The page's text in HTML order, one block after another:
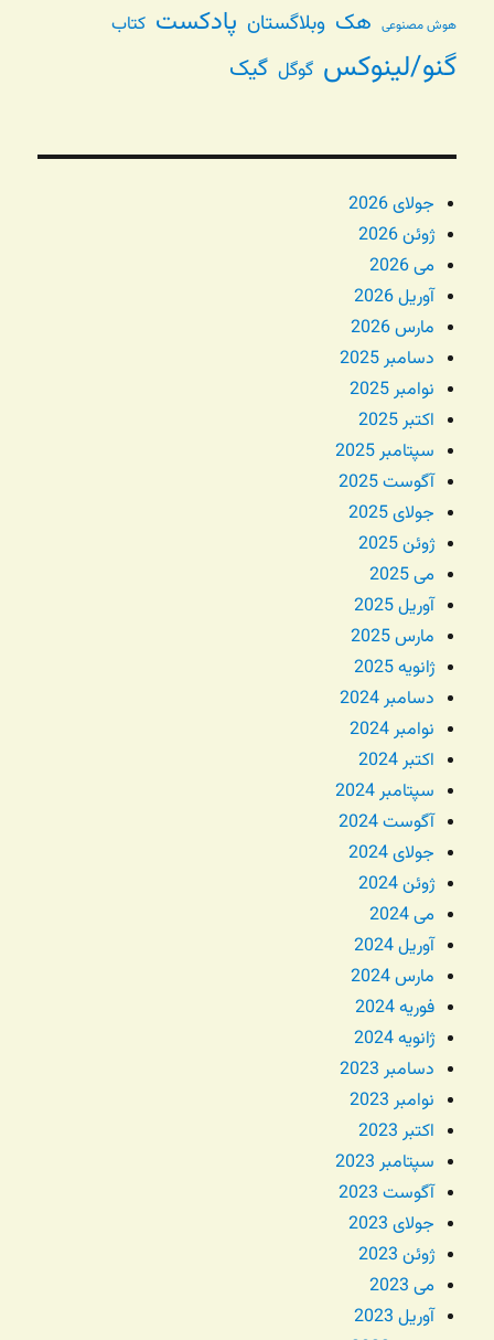
هوش مصنوعی هک وبلاگستان پادکست کتاب
گنو/لینوکس گوگل گیک
جولای 2026
ژوئن 2026
می 2026
آوریل 2026
مارس 2026
دسامبر 2025
نوامبر 2025
اکتبر 2025
سپتامبر 2025
آگوست 2025
جولای 2025
ژوئن 2025
می 2025
آوریل 2025
مارس 2025
ژانویه 2025
دسامبر 2024
نوامبر 2024
اکتبر 2024
سپتامبر 2024
آگوست 2024
جولای 2024
ژوئن 2024
می 2024
آوریل 2024
مارس 2024
فوریه 2024
ژانویه 2024
دسامبر 2023
نوامبر 2023
اکتبر 2023
سپتامبر 2023
آگوست 2023
جولای 2023
ژوئن 2023
می 2023
آوریل 2023